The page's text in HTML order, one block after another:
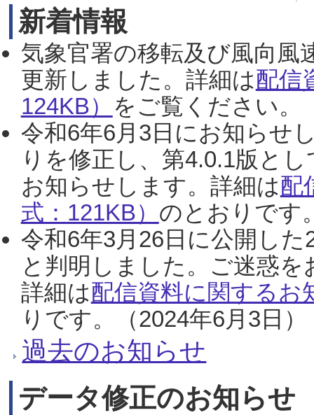
新着情報
気象官署の移転及び風向風
更新しました。詳細は配信
124KB） をご覧ください。
令和6年6月3日にお知らせ
りを修正し、第4.0.1版と
お知らせします。詳細は配
式：121KB） のとおりです
令和6年3月26日に公開し
と判明しました。ご迷惑
詳細は配信資料に関するお
りです。（2024年6月3日）
過去のお知らせ
データ修正のお知らせ